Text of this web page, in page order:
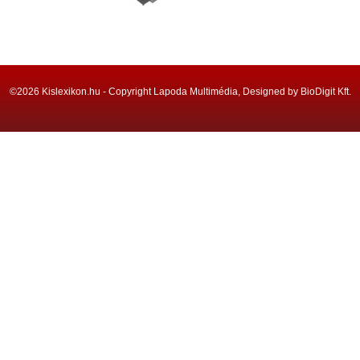
©2026 Kislexikon.hu - Copyright Lapoda Multimédia, Designed by BioDigit Kft.